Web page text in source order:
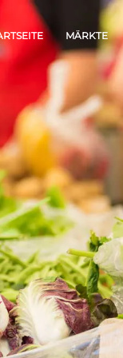
MÄRKTE